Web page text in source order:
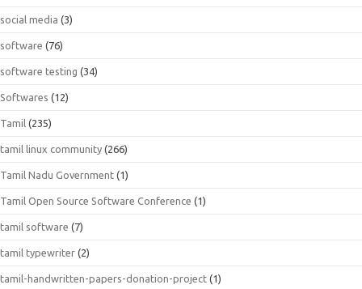
social media (3)
software (76)
software testing (34)
Softwares (12)
Tamil (235)
tamil linux community (266)
Tamil Nadu Government (1)
Tamil Open Source Software Conference (1)
tamil software (7)
tamil typewriter (2)
tamil-handwritten-papers-donation-project (1)